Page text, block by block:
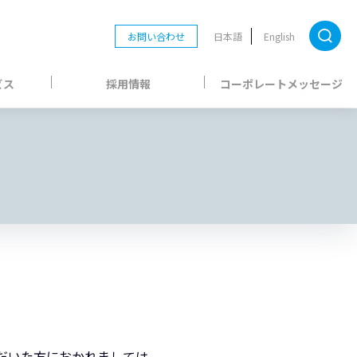
お問い合わせ 日本語 English
採用情報 コーポレートメッセージ